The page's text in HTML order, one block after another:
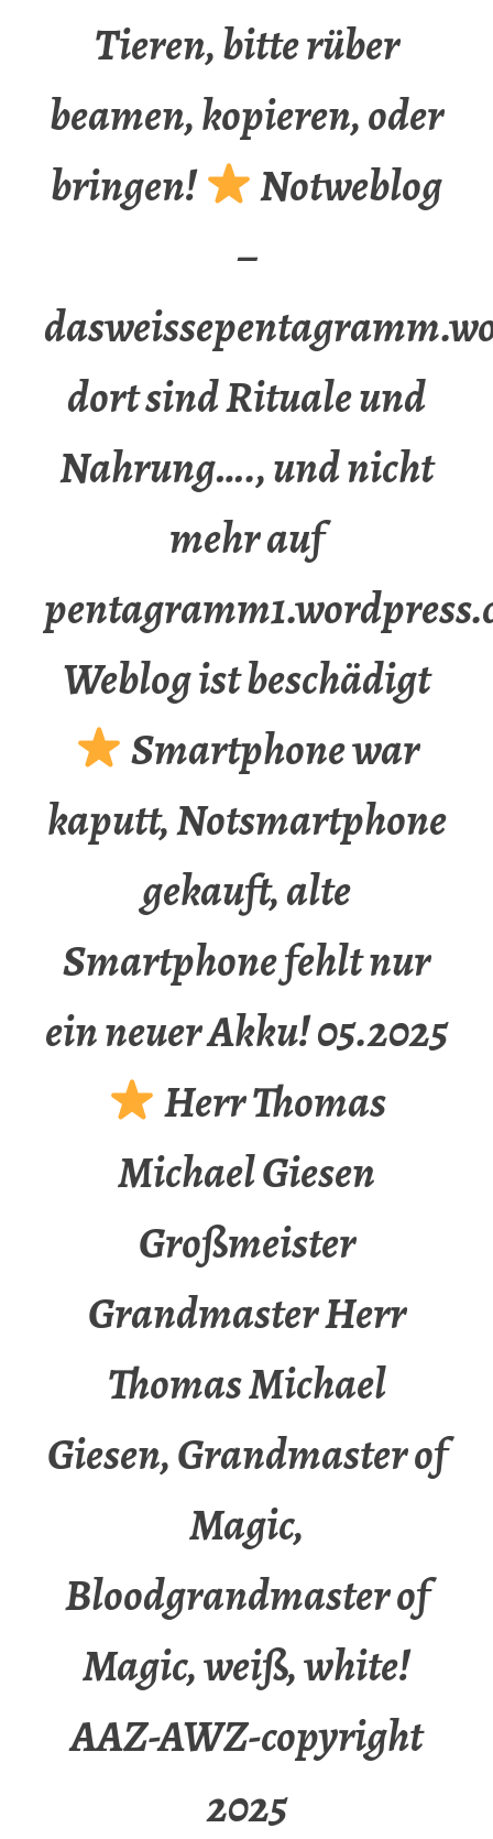
Tieren, bitte rüber
beamen, kopieren, oder
bringen!
Notweblog
–
dort sind Rituale und
Nahrung…., und nicht
mehr auf
Weblog ist beschädigt
Smartphone war
kaputt, Notsmartphone
gekauft, alte
Smartphone fehlt nur
ein neuer Akku! 05.2025
Herr Thomas
Michael Giesen
Großmeister
Grandmaster Herr
Thomas Michael
Giesen, Grandmaster of
Magic,
Bloodgrandmaster of
Magic, weiß, white!
AAZ-AWZ-copyright
2025